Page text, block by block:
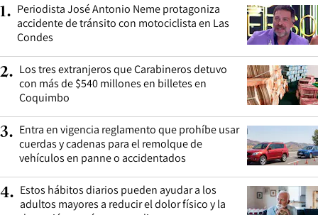
1. Periodista José Antonio Neme protagoniza
accidente de tránsito con motociclista en Las
Condes
2. Los tres extranjeros que Carabineros detuvo
con más de $540 millones en billetes en
Coquimbo
3. Entra en vigencia reglamento que prohíbe usar
cuerdas y cadenas para el remolque de
vehículos en panne o accidentados
4. Estos hábitos diarios pueden ayudar a los
adultos mayores a reducir el dolor físico y la